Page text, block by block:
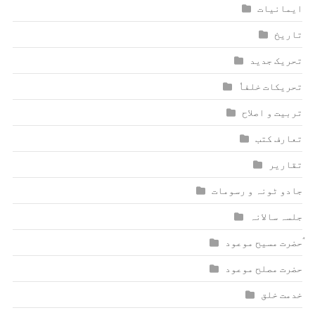
ایمانیات
تاریخ
تحریک جدید
تحریکات خلفاٗ
تربیت و اصلاح
تعارف کتب
تقاریر
جادو ٹونہ و رسومات
جلسہ سالانہ
ٰؑحضرت مسیح موعود
حضرت مصلح موعود
خدمت خلق